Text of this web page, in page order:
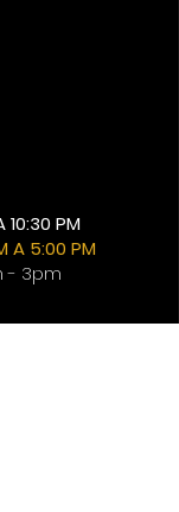
10:30 PM
A 5:00 PM
- 3pm